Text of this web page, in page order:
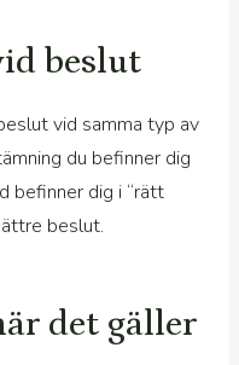
beslut
vid samma typ av
du befinner dig
befinner dig i “rätt
beslut.
det gäller